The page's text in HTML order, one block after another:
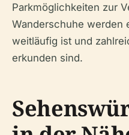
Parkmöglichkeiten zur
Wanderschuhe werden
weitläufig ist und
erkunden sind.